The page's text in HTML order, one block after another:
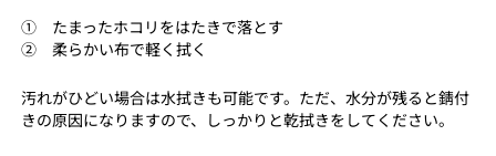
① たまったホコリをはたきで落とす
② 柔らかい布で軽く拭く
汚れがひどい場合は水拭きも可能です。ただ、水分が残ると錆付
きの原因になりますので、しっかりと乾拭きをしてください。